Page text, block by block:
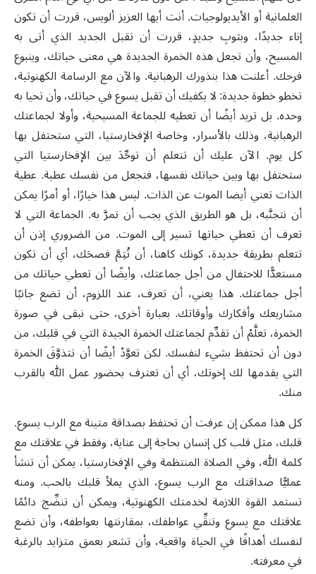
العلمانية أو الأيديولوجيات. أنت أيها العزيز ألويس، قررت أن تكون
إناء جديدًا، وبثوبِ جديدٍ، قررت أن تقبل الجديد الذي أتى به
المسيح، وأن تجعل هذه الخمرة الجديدة هي معنى حياتك، وينبوع
فرحك. أعلنت هذا بنذورك الرهبانية. والآن مع الرسامة الكهنوتية،
تخطو خطوة جديدة: لا يكفيك أن تقبل يسوع في حياتك، وأن تحيا به
وحده. بل تريد أيضًا أن تعطيه للجماعة المسيحية، وأولا لجماعتك
الرهبانية، وذلك بالأسرار، وخاصة الإفخارستيا، التي ستحتفل بها
كل يوم. الآن عليك أن تتعلم أن توحِّدَ بين الإفخارستيا التي
ستحتفل بها وبين حياتك نفسها، فتجعل من نفسك عطية. عطية
الذات تعني أيضا الموت عن الذات. ليس هذا خيارًا، أو أمرًا يمكن
أن نتجنَّبه، بل هو الطريق الذي يجب أن تمرَّ به. الجماعة التي لا
تعرف أن تعطي حياتها تسير إلى الموت. من الضروري إذن أن
تتعلم بطريقة جديدة، كونك كاهنا، أن تُتِمَّ فصحَك، أي أن تكون
مستعدًّا للاحتفال من أجل جماعتك، وأيضًا أن تعطي حياتك من
أجل جماعتك. هذا يعني، أن تعرف، عند اللزوم، أن تضع جانبًا
مشاريعك وأفكارك وأوقاتك. بعبارة أخرى، حتى نبقى في صورة
الخمرة، تعلَّمْ أن تقدِّم لجماعتك الخمرة الجيدة التي في قلبك، من
دون أن تحتفظ بشيء لنفسك. لكن تعوَّدْ أيضًا أن تتذوَّقَ الخمرة
التي يقدمها لك إخوتك، أي أن تعترف بحضور عمل الله بالقرب
منك.
كل هذا ممكن إن عرفت أن تحتفظ بصداقة متينة مع الرب يسوع.
قلبك، مثل قلب كل إنسان بحاجة إلى عناية، وفقط في علاقتك مع
كلمة الله، وفي الصلاة المنتظمة وفي الإفخارستيا، يمكن أن تنشأ
عمليًّا صداقتك مع الرب يسوع، الذي يملأ قلبك بالحب. ومنه
تستمد القوة اللازمة لخدمتك الكهنوتية، ويمكن أن تنضِّج دائمًا
علاقتك مع يسوع وتنقِّي عواطفك، بمقارنتها بعواطفه، وأن تضع
لنفسك أهدافًا في الحياة واقعية، وأن تشعر بعمق متزايد بالرغبة
في معرفته.